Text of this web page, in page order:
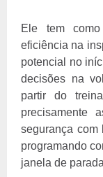
Ele tem
eficiência na
potencial no
decisões na
partir do
precisamente
segurança com
programando
janela de